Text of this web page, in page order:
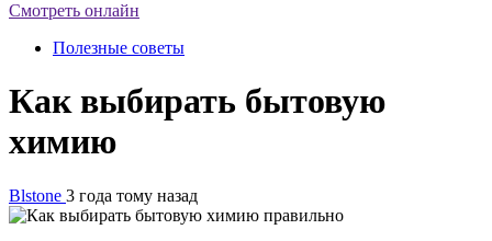
Смотреть онлайн
Полезные советы
Как выбирать бытовую
химию
Blstone 3 года тому назад